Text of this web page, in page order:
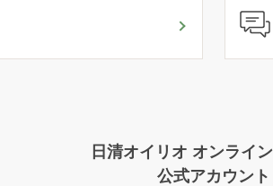
日清オイリオ オンライ
公式アカウント